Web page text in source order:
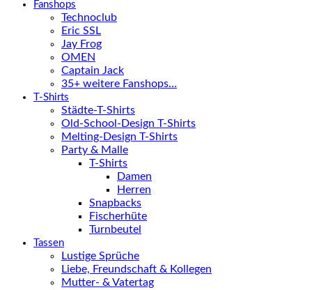
Fanshops
Technoclub
Eric SSL
Jay Frog
OMEN
Captain Jack
35+ weitere Fanshops…
T-Shirts
Städte-T-Shirts
Old-School-Design T-Shirts
Melting-Design T-Shirts
Party & Malle
T-Shirts
Damen
Herren
Snapbacks
Fischerhüte
Turnbeutel
Tassen
Lustige Sprüche
Liebe, Freundschaft & Kollegen
Mutter- & Vatertag